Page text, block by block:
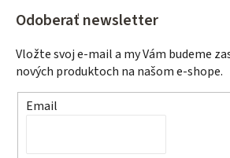
Odoberať newsletter
Vložte svoj e-mail a my Vám budeme
nových produktoch na našom e-shope.
Email